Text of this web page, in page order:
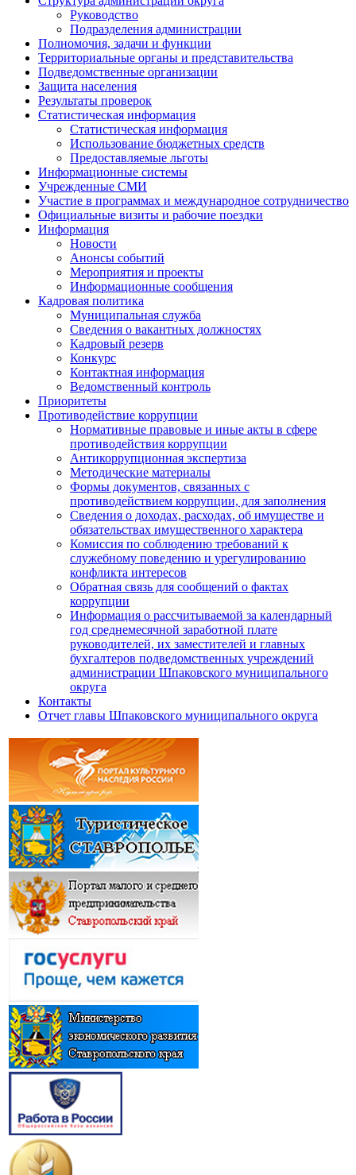
Руководство
Подразделения администрации
Полномочия, задачи и функции
Территориальные органы и представительства
Подведомственные организации
Защита населения
Результаты проверок
Статистическая информация
Статистическая информация
Использование бюджетных средств
Предоставляемые льготы
Информационные системы
Учрежденные СМИ
Участие в программах и международное сотрудничество
Официальные визиты и рабочие поездки
Информация
Новости
Анонсы событий
Мероприятия и проекты
Информационные сообщения
Кадровая политика
Муниципальная служба
Сведения о вакантных должностях
Кадровый резерв
Конкурс
Контактная информация
Ведомственный контроль
Приоритеты
Противодействие коррупции
Нормативные правовые и иные акты в сфере
противодействия коррупции
Антикоррупционная экспертиза
Методические материалы
Формы документов, связанных с
противодействием коррупции, для заполнения
Сведения о доходах, расходах, об имуществе и
обязательствах имущественного характера
Комиссия по соблюдению требований к
служебному поведению и урегулированию
конфликта интересов
Обратная связь для сообщений о фактах
коррупции
Информация о рассчитываемой за календарный
год среднемесячной заработной плате
руководителей, их заместителей и главных
бухгалтеров подведомственных учреждений
администрации Шпаковского муниципального
округа
Контакты
Отчет главы Шпаковского муниципального округа